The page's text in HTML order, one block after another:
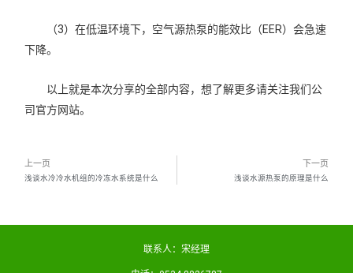
（3）在低温环境下，空气源热泵的能效比（EER）会急速
下降。
以上就是本次分享的全部内容，想了解更多请关注我们公
司官方网站。
上一页
浅谈水冷冷水机组的冷冻水系统是什么
下一页
浅谈水源热泵的原理是什么
联系人：宋经理